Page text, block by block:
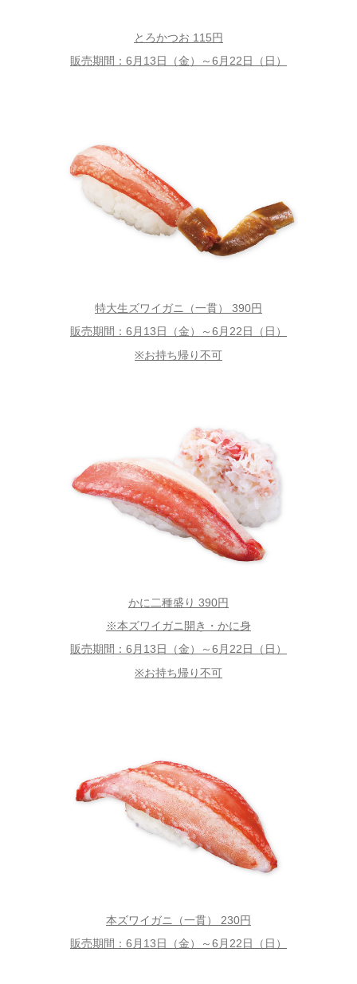
とろかつお 115円
販売期間：6月13日（金）～6月22日（日）
特大生ズワイガニ（一貫） 390円
販売期間：6月13日（金）～6月22日（日）
※お持ち帰り不可
かに二種盛り 390円
※本ズワイガニ開き・かに身
販売期間：6月13日（金）～6月22日（日）
※お持ち帰り不可
本ズワイガニ（一貫） 230円
販売期間：6月13日（金）～6月22日（日）